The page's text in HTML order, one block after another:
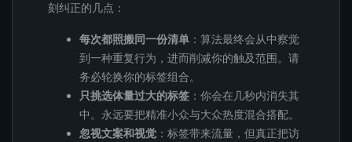
刻纠正的几点：
每次都照搬同一份清单 ：算法最终会从中察觉
到一种重复行为，进而削减你的触及范围。请
务必轮换你的标签组合。
只挑选体量过大的标签 ：你会在几秒内消失其
中。永远要把精准小众与大众热度混合搭配。
忽视文案和视觉 ：标签带来流量，但真正把访